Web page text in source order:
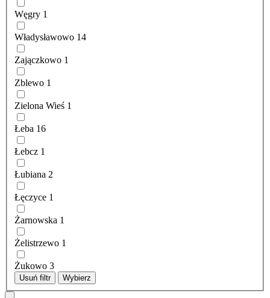
Węgry 1
Władysławowo 14
Zajączkowo 1
Zblewo 1
Zielona Wieś 1
Łeba 16
Łebcz 1
Łubiana 2
Łęczyce 1
Żarnowska 1
Żelistrzewo 1
Żukowo 3
Usuń filtr Wybierz